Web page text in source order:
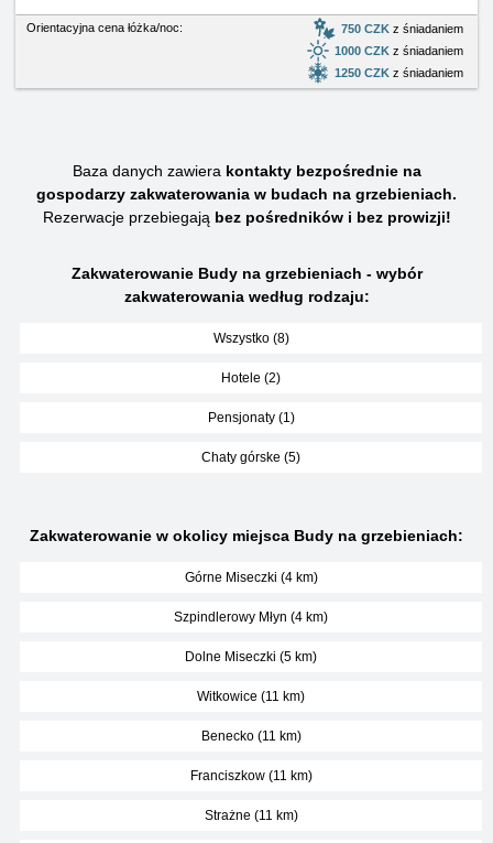
Orientacyjna cena łóżka/noc: 750 CZK z śniadaniem
1000 CZK z śniadaniem
1250 CZK z śniadaniem
Baza danych zawiera kontakty bezpośrednie na
gospodarzy zakwaterowania w budach na grzebieniach.
Rezerwacje przebiegają bez pośredników i bez prowizji!
Zakwaterowanie Budy na grzebieniach - wybór
zakwaterowania według rodzaju:
Wszystko (8)
Hotele (2)
Pensjonaty (1)
Chaty górske (5)
Zakwaterowanie w okolicy miejsca Budy na grzebieniach:
Górne Miseczki (4 km)
Szpindlerowy Młyn (4 km)
Dolne Miseczki (5 km)
Witkowice (11 km)
Benecko (11 km)
Franciszkow (11 km)
Strażne (11 km)